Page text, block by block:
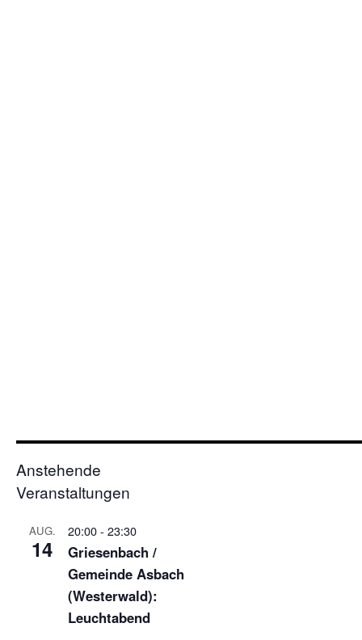
Anstehende
Veranstaltungen
AUG.
14
20:00- 23:30
Griesenbach /
Gemeinde Asbach
(Westerwald):
Leuchtabend